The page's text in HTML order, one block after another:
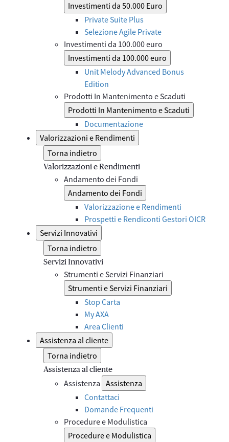
Investimenti da 50.000 Euro
Private Suite Plus
Selezione Agile Private
Investimenti da 100.000 euro
Investimenti da 100.000 euro
Unit Melody Advanced Bonus
Edition
Prodotti In Mantenimento e Scaduti
Prodotti In Mantenimento e Scaduti
Documentazione
Valorizzazioni e Rendimenti
Torna indietro
Valorizzazioni e Rendimenti
Andamento dei Fondi
Andamento dei Fondi
Valorizzazione e Rendimenti
Prospetti e Rendiconti Gestori OICR
Servizi Innovativi
Torna indietro
Servizi Innovativi
Strumenti e Servizi Finanziari
Strumenti e Servizi Finanziari
Stop Carta
My AXA
Area Clienti
Assistenza al cliente
Torna indietro
Assistenza al cliente
Assistenza Assistenza
Contattaci
Domande Frequenti
Procedure e Modulistica
Procedure e Modulistica